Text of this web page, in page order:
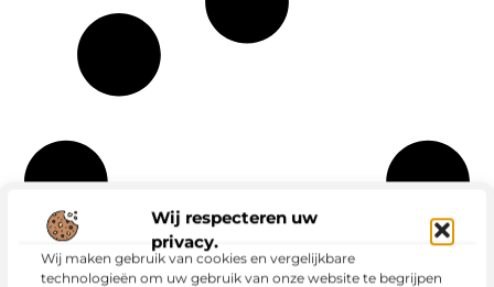
Wij respecteren uw
privacy.
Wij maken gebruik van cookies en vergelijkbare
technologieën om uw gebruik van onze website te begrijpen